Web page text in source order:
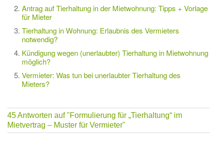
Antrag auf Tierhaltung in der Mietwohnung: Tipps + Vorlage
für Mieter
Tierhaltung in Wohnung: Erlaubnis des Vermieters
notwendig?
Kündigung wegen (unerlaubter) Tierhaltung in Mietwohnung
möglich?
Vermieter: Was tun bei unerlaubter Tierhaltung des
Mieters?
45 Antworten auf"Formulierung für „Tierhaltung“ im
Mietvertrag – Muster für Vermieter"